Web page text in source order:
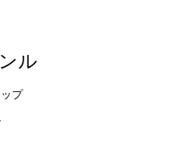
ル
プ